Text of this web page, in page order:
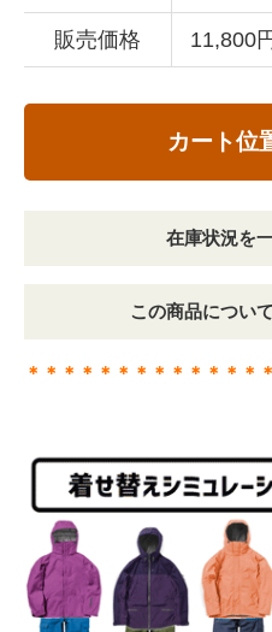
販売価格 11,800
カート位
在庫状況を
この商品につい
＊＊＊＊＊＊＊＊＊＊＊＊＊